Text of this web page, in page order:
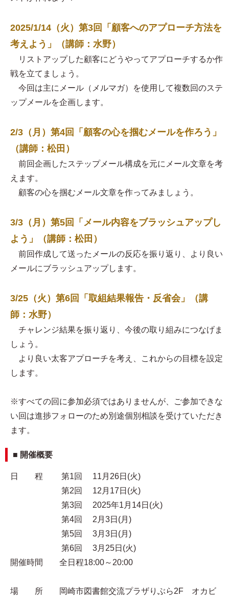
2025/1/14（火）第3回「顧客へのアプローチ方法を
考えよう」（講師：水野）
リストアップした顧客にどうやってアプローチするか作
戦を立てましょう。
今回は主にメール（メルマガ）を使用して複数回のステ
ップメールを企画します。
2/3（月）第4回「顧客の心を掴むメールを作ろう」
（講師：松田）
前回企画したステップメール構成を元にメール文章を考
えます。
顧客の心を掴むメール文章を作ってみましょう。
3/3（月）第5回「メール内容をブラッシュアップし
よう」（講師：松田）
前回作成して送ったメールの反応を振り返り、より良い
メールにブラッシュアップします。
3/25（火）第6回「取組結果報告・反省会」（講
師：水野）
チャレンジ結果を振り返り、今後の取り組みにつなげま
しょう。
より良い太客アプローチを考え、これからの目標を設定
します。
※すべての回に参加必須ではありませんが、ご参加できな
い回は進捗フォローのため別途個別相談を受けていただき
ます。
■ 開催概要
日 程 第1回 11月26日(火)
第2回 12月17日(火)
第3回 2025年1月14日(火)
第4回 2月3日(月)
第5回 3月3日(月)
第6回 3月25日(火)
開催時間 全日程18:00～20:00
場 所 岡崎市図書館交流プラザりぶら2F オカビ